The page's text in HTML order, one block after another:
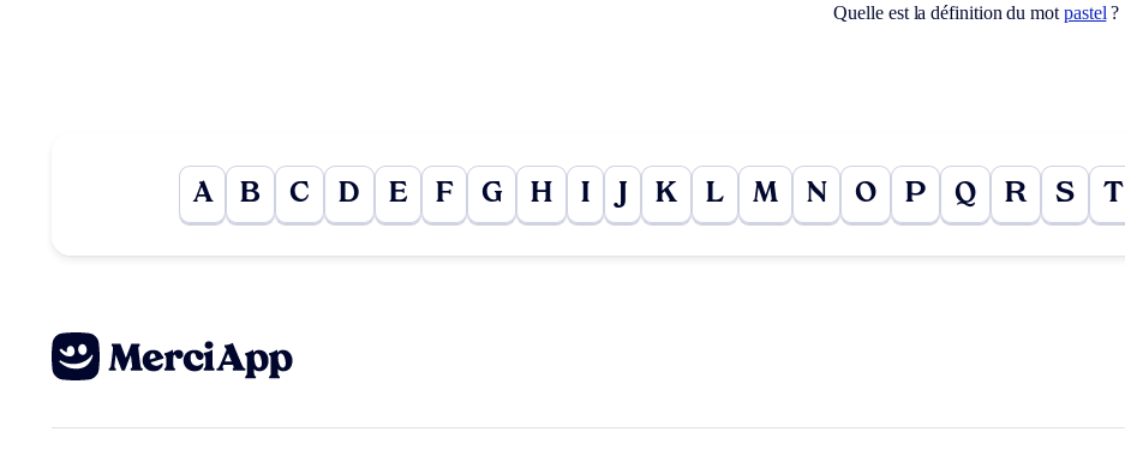
Quelle est la définition du mot pastel ?
A B C D E F G H I J K L M N O P Q R S T